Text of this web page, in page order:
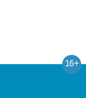
16+